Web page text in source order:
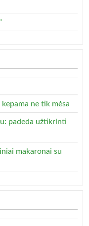
ne tik mėsa
padeda užtikrinti
makaronai su